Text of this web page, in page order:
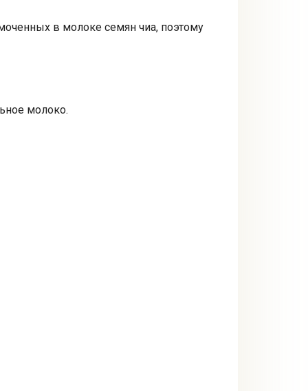
в молоке семян чиа, поэтому
молоко.